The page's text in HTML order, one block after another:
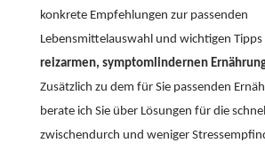
konkrete Empfehlungen zur passenden
Lebensmittelauswahl und wichtigen Tipps
reizarmen, symptomlindernen
Zusätzlich zu dem für Sie passenden
berate ich Sie über Lösungen für die
zwischendurch und weniger